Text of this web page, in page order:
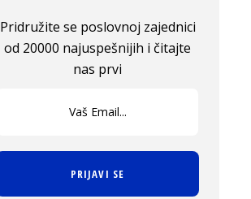
Pridružite se poslovnoj zajednici
od 20000 najuspešnijih i čitajte
nas prvi
PRIJAVI SE